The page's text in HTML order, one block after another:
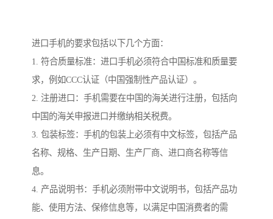
进口手机的要求包括以下几个方面：
1. 符合质量标准：进口手机必须符合中国标准和质量要
求，例如CCC认证（中国强制性产品认证）。
2. 注册进口：手机需要在中国的海关进行注册，包括向
中国的海关申报进口并缴纳相关税费。
3. 包装标签：手机的包装上必须有中文标签，包括产品
名称、规格、生产日期、生产厂商、进口商名称等信
息。
4. 产品说明书：手机必须附带中文说明书，包括产品功
能、使用方法、保修信息等，以满足中国消费者的需